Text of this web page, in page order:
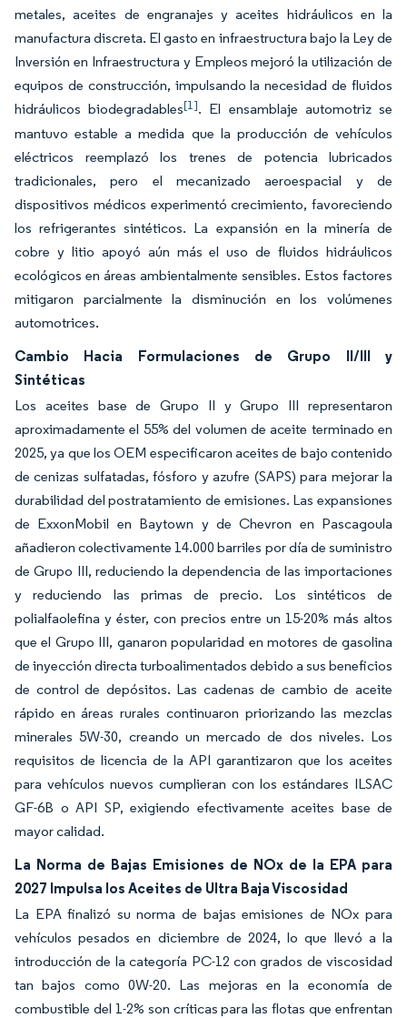
metales, aceites de engranajes y aceites hidráulicos en la
manufactura discreta. El gasto en infraestructura bajo la Ley de
Inversión en Infraestructura y Empleos mejoró la utilización de
equipos de construcción, impulsando la necesidad de fluidos
hidráulicos biodegradables[1]. El ensamblaje automotriz se
mantuvo estable a medida que la producción de vehículos
eléctricos reemplazó los trenes de potencia lubricados
tradicionales, pero el mecanizado aeroespacial y de
dispositivos médicos experimentó crecimiento, favoreciendo
los refrigerantes sintéticos. La expansión en la minería de
cobre y litio apoyó aún más el uso de fluidos hidráulicos
ecológicos en áreas ambientalmente sensibles. Estos factores
mitigaron parcialmente la disminución en los volúmenes
automotrices.
Cambio Hacia Formulaciones de Grupo II/III y
Sintéticas
Los aceites base de Grupo II y Grupo III representaron
aproximadamente el 55% del volumen de aceite terminado en
2025, ya que los OEM especificaron aceites de bajo contenido
de cenizas sulfatadas, fósforo y azufre (SAPS) para mejorar la
durabilidad del postratamiento de emisiones. Las expansiones
de ExxonMobil en Baytown y de Chevron en Pascagoula
añadieron colectivamente 14.000 barriles por día de suministro
de Grupo III, reduciendo la dependencia de las importaciones
y reduciendo las primas de precio. Los sintéticos de
polialfaolefina y éster, con precios entre un 15-20% más altos
que el Grupo III, ganaron popularidad en motores de gasolina
de inyección directa turboalimentados debido a sus beneficios
de control de depósitos. Las cadenas de cambio de aceite
rápido en áreas rurales continuaron priorizando las mezclas
minerales 5W-30, creando un mercado de dos niveles. Los
requisitos de licencia de la API garantizaron que los aceites
para vehículos nuevos cumplieran con los estándares ILSAC
GF-6B o API SP, exigiendo efectivamente aceites base de
mayor calidad.
La Norma de Bajas Emisiones de NOx de la EPA para
2027 Impulsa los Aceites de Ultra Baja Viscosidad
La EPA finalizó su norma de bajas emisiones de NOx para
vehículos pesados en diciembre de 2024, lo que llevó a la
introducción de la categoría PC-12 con grados de viscosidad
tan bajos como 0W-20. Las mejoras en la economía de
combustible del 1-2% son críticas para las flotas que enfrentan